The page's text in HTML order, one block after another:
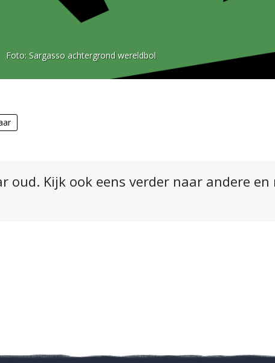
Foto: Sargasso achtergrond wereldbol
oud. Kijk ook eens verder naar andere en